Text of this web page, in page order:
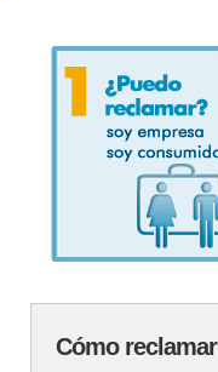
Cómo reclamar